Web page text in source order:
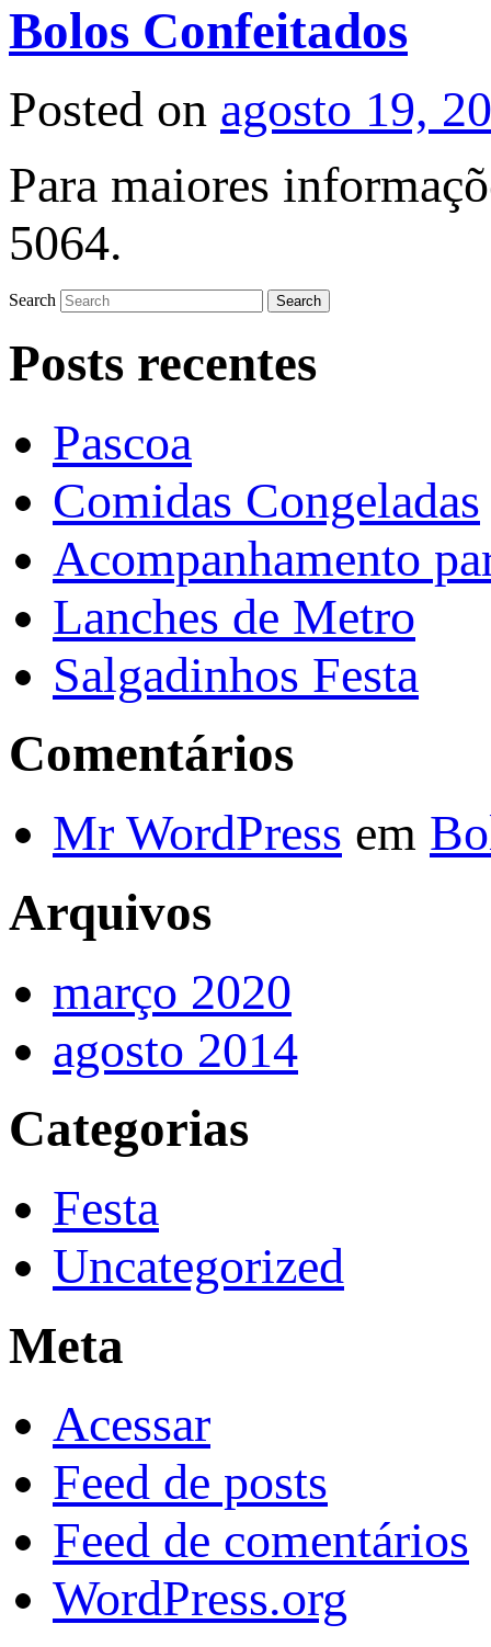
Bolos Confeitados
Posted on agosto 19,
Para maiores
5064.
Search
Posts recentes
Pascoa
Comidas Congeladas
Acompanhamento
Lanches de Metro
Salgadinhos Festa
Comentários
Mr WordPress em
Arquivos
março 2020
agosto 2014
Categorias
Festa
Uncategorized
Meta
Acessar
Feed de posts
Feed de comentários
WordPress.org